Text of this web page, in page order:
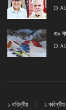
৩০
১ করিন্থীয় ২ করিন্থীয়